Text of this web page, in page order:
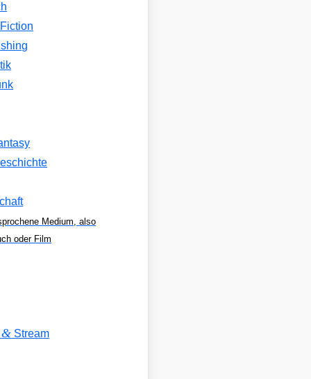
Medium, also
oder Film
& Stream